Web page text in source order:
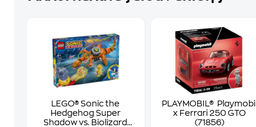
LEGO® Sonic the
Hedgehog Super
Shadow vs. Biolizard
PLAYMOBIL® Playmobil
x Ferrari 250 GTO
(71856)